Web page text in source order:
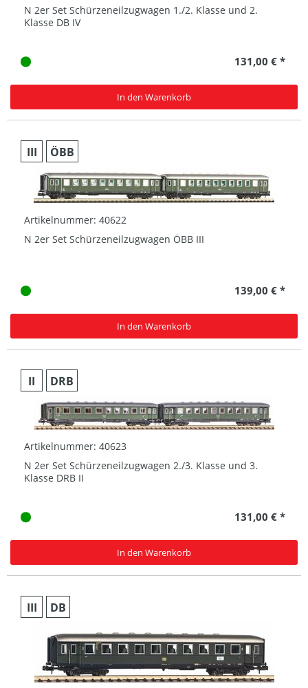
N 2er Set Schürzeneilzugwagen 1./2. Klasse und 2.
Klasse DB IV
131,00 € *
In den Warenkorb
III ÖBB
Artikelnummer: 40622
N 2er Set Schürzeneilzugwagen ÖBB III
139,00 € *
In den Warenkorb
II DRB
Artikelnummer: 40623
N 2er Set Schürzeneilzugwagen 2./3. Klasse und 3.
Klasse DRB II
131,00 € *
In den Warenkorb
III DB